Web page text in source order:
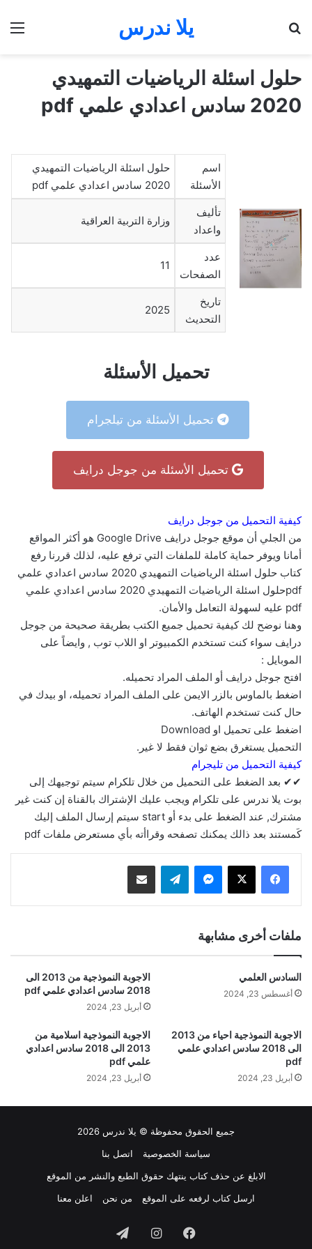
يلا ندرس
حلول اسئلة الرياضيات التمهيدي
2020 سادس اعدادي علمي pdf
اسم
الأسئلة
حلول اسئلة الرياضيات التمهيدي
2020 سادس اعدادي علمي pdf
تأليف
واعداد
وزارة التربية العراقية
عدد
الصفحات
11
تاريخ
التحديث
2025
تحميل الأسئلة
تحميل الأسئلة من تيلجرام
تحميل الأسئلة من جوجل درايف
كيفية التحميل من جوجل درايف
من الجلي أن موقع جوجل درايف Google Drive هو أكثر المواقع
أمانا ويوفر حماية كاملة للملفات التي ترفع عليه، لذلك قررنا رفع
كتاب حلول اسئلة الرياضيات التمهيدي 2020 سادس اعدادي علمي
pdfحلول اسئلة الرياضيات التمهيدي 2020 سادس اعدادي علمي
pdf عليه لسهولة التعامل والأمان.
وهنا نوضح لك كيفية تحميل جميع الكتب بطريقة صحيحة من جوجل
درايف سواء كنت تستخدم الكمبيوتر او اللاب توب , وايضاً على
الموبايل :
افتح جوجل درايف أو الملف المراد تحميله.
اضغط بالماوس بالزر الايمن على الملف المراد تحميله، او بيدك في
حال كنت تستخدم الهاتف.
اضغط على تحميل او Download
التحميل يستغرق بضع ثوان فقط لا غير.
كيفية التحميل من تليجرام
✔✔ بعد الضغط على التحميل من خلال تلكرام سيتم توجيهك إلى
بوت يلا ندرس على تلكرام ويجب عليك الإشتراك بالقناة إن كنت غير
مشترك, عند الضغط على بدء أو start سيتم إرسال الملف إليك
كَمستند بعد ذالك يمكنك تصفحه وقراأته بأي مستعرض ملفات pdf
ماسنجر تيلقرام مشاركة عبر البريد
ملفات أخرى مشابهة
السادس العلمي
أغسطس 23, 2024
الاجوبة النموذجية من 2013 الى
2018 سادس اعدادي علمي pdf
أبريل 23, 2024
الاجوبة النموذجية احياء من 2013
الى 2018 سادس اعدادي علمي
pdf
أبريل 23, 2024
الاجوبة النموذجية اسلامية من
2013 الى 2018 سادس اعدادي
علمي pdf
أبريل 23, 2024
جميع الحقوق محفوظة © يلا ندرس 2026
سياسة الخصوصية
اتصل بنا
الابلغ عن حذف كتاب ينتهك حقوق الطبع والنشر من الموقع
ارسل كتاب لرفعه على الموقع
من نحن اعلن معنا
فيسبوكانستقرامتيلقرام